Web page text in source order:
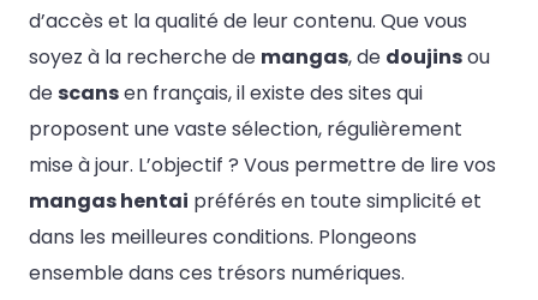
d’accès et la qualité de leur contenu. Que vous
soyez à la recherche de mangas, de doujinsou
de scansen français, il existe des sites qui
proposent une vaste sélection, régulièrement
mise à jour. L’objectif ? Vous permettre de lire vos
mangas hentai préférés en toute simplicité et
dans les meilleures conditions. Plongeons
ensemble dans ces trésors numériques.